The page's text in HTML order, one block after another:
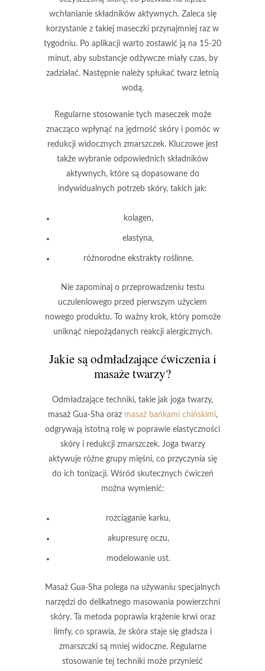
wchłanianie składników aktywnych. Zaleca się
korzystanie z takiej maseczki przynajmniej raz w
tygodniu. Po aplikacji warto zostawić ją na 15-20
minut, aby substancje odżywcze miały czas, by
zadziałać. Następnie należy spłukać twarz letnią
wodą.
Regularne stosowanie tych maseczekmoże
znacząco wpłynąć na jędrność skóry i pomóc w
redukcji widocznych zmarszczek. Kluczowe jest
także wybranie odpowiednich składników
aktywnych, które są dopasowane do
indywidualnych potrzeb skóry, takich jak:
kolagen,
elastyna,
różnorodne ekstrakty roślinne.
Nie zapominaj o przeprowadzeniu testu
uczuleniowego przed pierwszym użyciem
nowego produktu. To ważny krok, który pomoże
uniknąć niepożądanych reakcji alergicznych.
Jakie są odmładzające ćwiczenia i
masaże twarzy?
Odmładzające techniki, takie jak joga twarzy,
masaż Gua-Sha oraz masaż bańkami chińskimi,
odgrywają istotną rolę w poprawie elastyczności
skóry i redukcji zmarszczek. Joga twarzy
aktywuje różne grupy mięśni, co przyczynia się
do ich tonizacji. Wśród skutecznych ćwiczeń
można wymienić:
rozciąganie karku,
akupresurę oczu,
modelowanie ust.
Masaż Gua-Sha polega na używaniu specjalnych
narzędzi do delikatnego masowania powierzchni
skóry. Ta metoda poprawia krążenie krwi oraz
limfy, co sprawia, że skóra staje się gładsza i
zmarszczki są mniej widoczne. Regularne
stosowanie tej techniki może przynieść